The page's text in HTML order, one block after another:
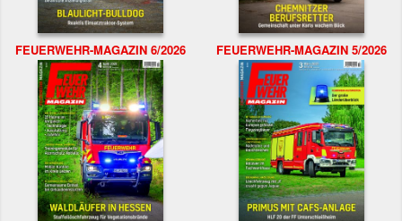
FEUERWEHR-MAGAZIN 6/2026 FEUERWEHR-MAGAZIN 5/2026